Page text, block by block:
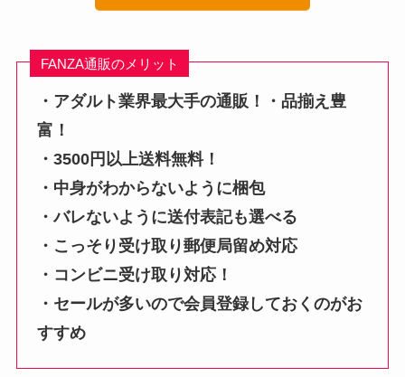
FANZA通販のメリット
・アダルト業界最大手の通販！・品揃え豊
富！
・3500円以上送料無料！
・中身がわからないように梱包
・バレないように送付表記も選べる
・こっそり受け取り郵便局留め対応
・コンビニ受け取り対応！
・セールが多いので会員登録しておくのがお
すすめ